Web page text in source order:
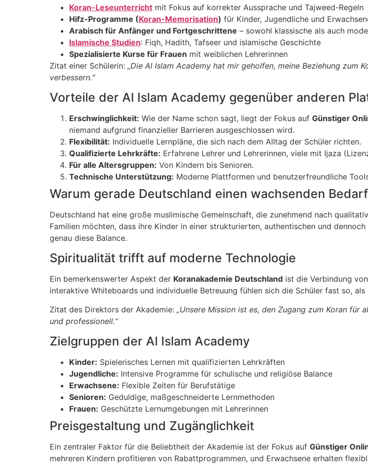
Koran-Leseunterricht mit Fokus auf korrekter Aussprache und Tajweed-Regeln
Hifz-Programme (Koran-Memorisation) für Kinder, Jugendliche und
Arabisch für Anfänger und Fortgeschrittene – sowohl klassische als auch
Islamische Studien: Fiqh, Hadith, Tafseer und islamische Geschichte
Spezialisierte Kurse für Frauen mit weiblichen Lehrerinnen
Zitat einer Schülerin: „Die Al Islam Academy hat mir geholfen, meine Beziehung zum
verbessern.“
Vorteile der Al Islam Academy gegenüber anderen
Erschwinglichkeit: Wie der Name schon sagt, liegt der Fokus auf Günstiger
niemand aufgrund finanzieller Barrieren ausgeschlossen wird.
Flexibilität: Individuelle Lernpläne, die sich nach dem Alltag der Schüler richten.
Qualifizierte Lehrkräfte: Erfahrene Lehrer und Lehrerinnen, viele mit Ijaza
Für alle Altersgruppen: Von Kindern bis Senioren.
Technische Unterstützung: Moderne Plattformen und benutzerfreundliche
Warum gerade Deutschland einen wachsenden
Deutschland hat eine große muslimische Gemeinschaft, die zunehmend nach
Familien möchten, dass ihre Kinder in einer strukturierten, authentischen und
genau diese Balance.
Spiritualität trifft auf moderne Technologie
Ein bemerkenswerter Aspekt der Koranakademie Deutschland ist die Verbindung
interaktive Whiteboards und individuelle Betreuung fühlen sich die Schüler fast so,
Zitat des Direktors der Akademie: „Unsere Mission ist es, den Zugang zum Koran für
und professionell.“
Zielgruppen der Al Islam Academy
Kinder: Spielerisches Lernen mit qualifizierten Lehrkräften
Jugendliche: Intensive Programme für schulische und religiöse Balance
Erwachsene: Flexible Zeiten für Berufstätige
Senioren: Geduldige, maßgeschneiderte Lernmethoden
Frauen: Geschützte Lernumgebungen mit Lehrerinnen
Preisgestaltung und Zugänglichkeit
Ein zentraler Faktor für die Beliebtheit der Akademie ist der Fokus auf Günstiger
mehreren Kindern profitieren von Rabattprogrammen, und Erwachsene erhalten